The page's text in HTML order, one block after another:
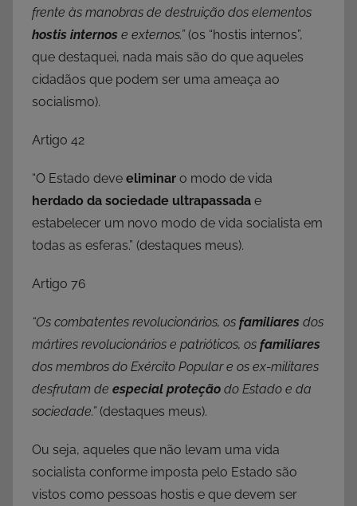
frente às manobras de destruição dos elementos
hostis internos e externos.” (os “hostis internos”,
que destaquei, nada mais são do que aqueles
cidadãos que podem ser uma ameaça ao
socialismo).
Artigo 42
“O Estado deve eliminar o modo de vida
herdado da sociedade ultrapassada e
estabelecer um novo modo de vida socialista em
todas as esferas.” (destaques meus).
Artigo 76
“Os combatentes revolucionários, os familiares dos
mártires revolucionários e patrióticos, os familiares
dos membros do Exército Popular e os ex-militares
desfrutam de especial proteção do Estado e da
sociedade.” (destaques meus).
Ou seja, aqueles que não levam uma vida
socialista conforme imposta pelo Estado são
vistos como pessoas hostis e que devem ser